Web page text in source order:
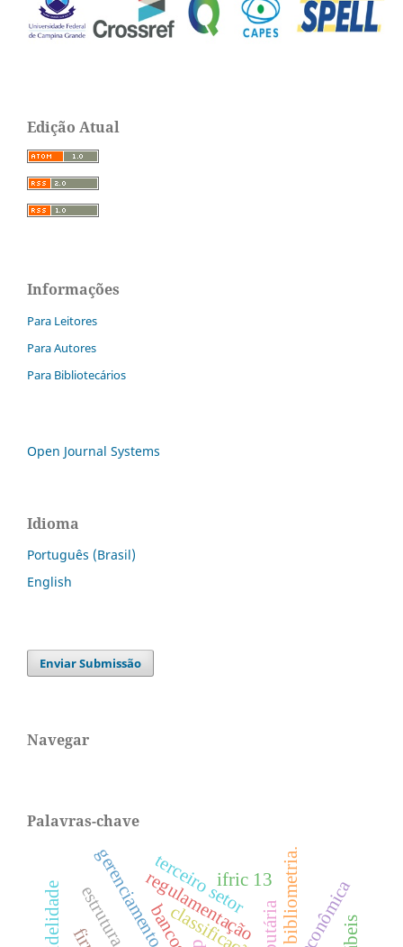
Edição Atual
Informações
Para Leitores
Para Autores
Para Bibliotecários
Open Journal Systems
Idioma
Português (Brasil)
English
Enviar Submissão
Navegar
Palavras-chave
bibliometria.
bancos
regulamentação
terceiro setor
ifric 13